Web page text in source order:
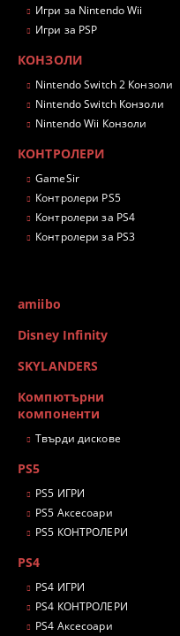
Игри за Nintendo Wii
Игри за PSP
КОНЗОЛИ
Nintendo Switch 2 Конзоли
Nintendo Switch Конзоли
Nintendo Wii Конзоли
КОНТРОЛЕРИ
GameSir
Контролери PS5
Контролери за PS4
Контролери за PS3
amiibo
Disney Infinity
SKYLANDERS
Компютърни
компоненти
Твърди дискове
PS5
PS5 ИГРИ
PS5 Аксесоари
PS5 КОНТРОЛЕРИ
PS4
PS4 ИГРИ
PS4 КОНТРОЛЕРИ
PS4 Аксесоари